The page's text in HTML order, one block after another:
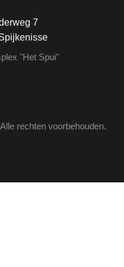
7
"Het Spui"
rechten voorbehouden.